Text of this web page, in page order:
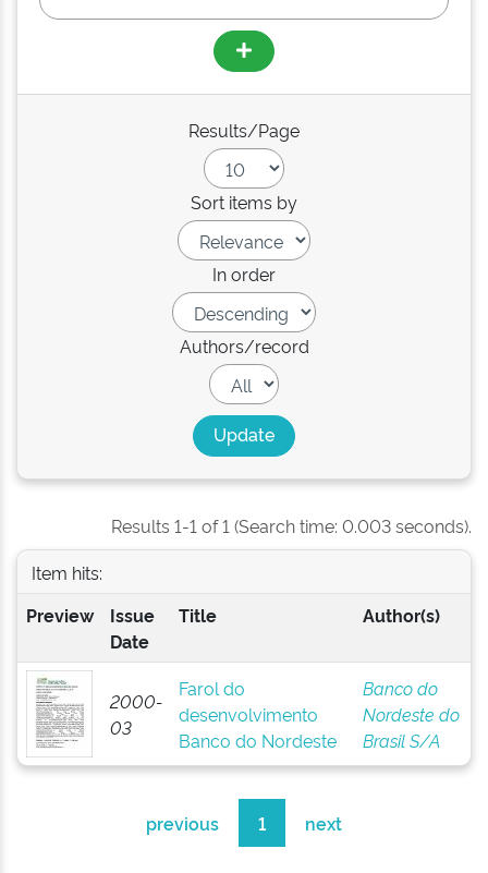
Results/Page
Sort items by
In order
Authors/record
Results 1-1 of 1 (Search time: 0.003 seconds).
Item hits:
Preview
Issue
Date
Title Author(s)
2000-
03
Farol do
desenvolvimento
Banco do Nordeste
Banco do
Nordeste do
Brasil S/A
previous 1 next